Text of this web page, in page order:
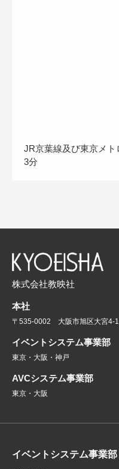
JR京葉線及び東京メ
3分
株式会社教映社
本社
〒535-0002 大阪市旭区大宮4-
イベントシステム事業部
東京・大阪・神戸
AVCシステム事業部
東京・大阪
イベントシステム事業部